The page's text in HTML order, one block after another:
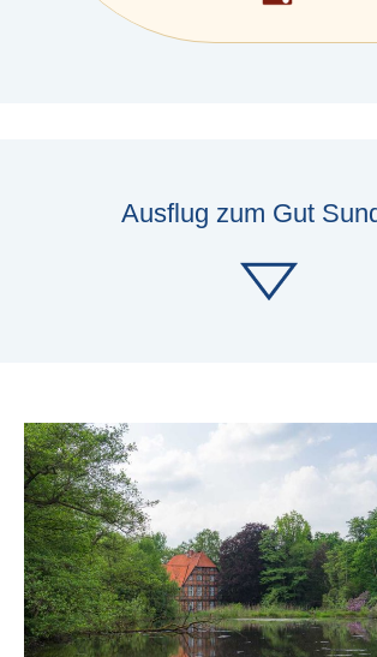
Ausflug zum Gut